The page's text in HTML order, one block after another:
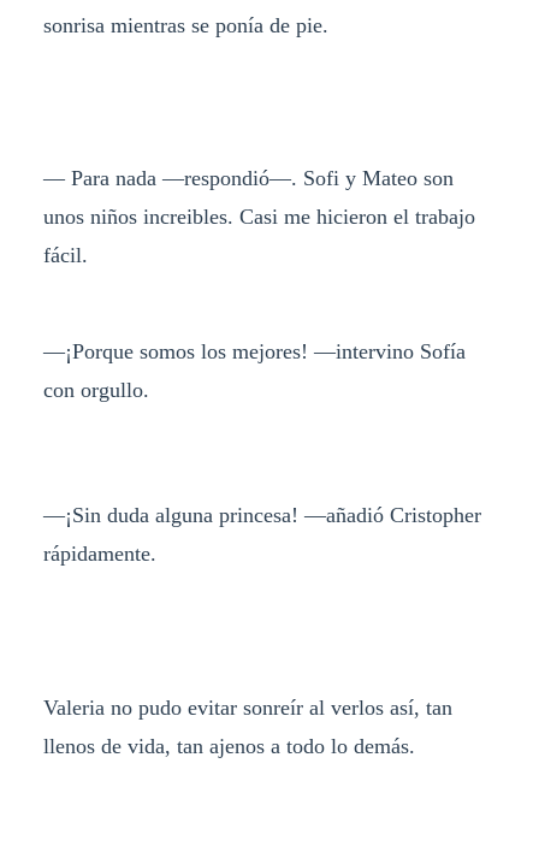
sonrisa mientras se ponía de pie.
— Para nada —respondió—. Sofi y Mateo son
unos niños increibles. Casi me hicieron el trabajo
fácil.
—¡Porque somos los mejores! —intervino Sofía
con orgullo.
—¡Sin duda alguna princesa! —añadió Cristopher
rápidamente.
Valeria no pudo evitar sonreír al verlos así, tan
llenos de vida, tan ajenos a todo lo demás.